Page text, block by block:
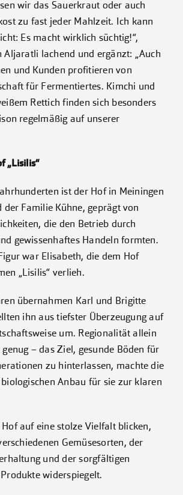
wir das Sauerkraut oder auch
zu fast jeder Mahlzeit. Ich kann
Es macht wirklich süchtig!“,
Aljaratli lachend und ergänzt: „Auch
und Kunden profitieren von
für Fermentiertes. Kimchi und
Rettich finden sich besonders
regelmäßig auf unserer
„Lisilis“
ist der Hof in Meiningen
der Familie Kühne, geprägt von
die den Betrieb durch
gewissenhaftes Handeln formten.
war Elisabeth, die dem Hof
„Lisilis“ verlieh.
übernahmen Karl und Brigitte
ihn aus tiefster Überzeugung auf
um. Regionalität allein
– das Ziel, gesunde Böden für
zu hinterlassen, machte die
Anbau für sie zur klaren
Hof auf eine stolze Vielfalt blicken,
Gemüsesorten, der
und der sorgfältigen
widerspiegelt.